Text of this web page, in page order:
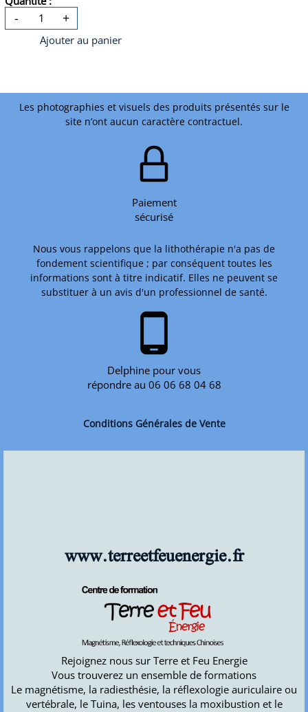
- +
Ajouter au panier
Les photographies et visuels des produits présentés sur le
site n’ont aucun caractère contractuel.
Paiement
sécurisé
Nous vous rappelons que la lithothérapie n'a pas de
fondement scientifique ; par conséquent toutes les
informations sont à titre indicatif. Elles ne peuvent se
substituer à un avis d'un professionnel de santé.
phone_android
Delphine pour vous
répondre au 06 06 68 04 68
Conditions Générales de Vente
www.terreetfeuenergie.fr
Rejoignez nous sur Terre et Feu Energie
Vous trouverez un ensemble de formations
Le magnétisme, la radiesthésie, la réflexologie auriculaire ou
vertébrale, le Tuina, les ventouses la moxibustion et le